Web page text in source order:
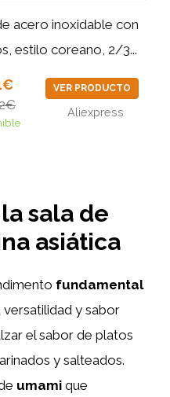
acero inoxidable con
estilo coreano, 2/3...
VER PRODUCTO
Aliexpress
sala de
asiática
fundamental
versatilidad y sabor
el sabor de platos
y salteados.
umami que